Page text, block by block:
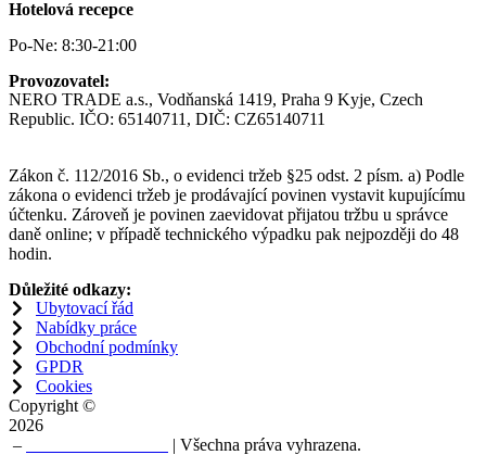
Hotelová recepce
Po-Ne: 8:30-21:00
Provozovatel:
NERO TRADE a.s., Vodňanská 1419, Praha 9 Kyje, Czech
Republic. IČO: 65140711, DIČ: CZ65140711
Zákon č. 112/2016 Sb., o evidenci tržeb §25 odst. 2 písm. a) Podle
zákona o evidenci tržeb je prodávající povinen vystavit kupujícímu
účtenku. Zároveň je povinen zaevidovat přijatou tržbu u správce
daně online; v případě technického výpadku pak nejpozději do 48
hodin.
Důležité odkazy:
Ubytovací řád
Nabídky práce
Obchodní podmínky
GPDR
Cookies
Copyright ©
2026
–
| Všechna práva vyhrazena.